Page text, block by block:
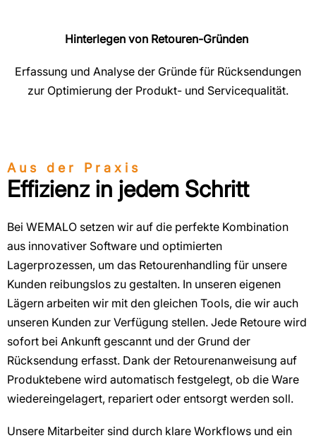
Hinterlegen von Retouren-Gründen
Erfassung und Analyse der Gründe für Rücksendungen
zur Optimierung der Produkt- und Servicequalität.
Aus der Praxis
Effizienz in jedem Schritt
Bei WEMALO setzen wir auf die perfekte Kombination
aus innovativer Software und optimierten
Lagerprozessen, um das Retourenhandling für unsere
Kunden reibungslos zu gestalten. In unseren eigenen
Lägern arbeiten wir mit den gleichen Tools, die wir auch
unseren Kunden zur Verfügung stellen. Jede Retoure wird
sofort bei Ankunft gescannt und der Grund der
Rücksendung erfasst. Dank der Retourenanweisung auf
Produktebene wird automatisch festgelegt, ob die Ware
wiedereingelagert, repariert oder entsorgt werden soll.
Unsere Mitarbeiter sind durch klare Workflows und ein